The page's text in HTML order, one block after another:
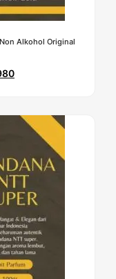
Alkohol Original